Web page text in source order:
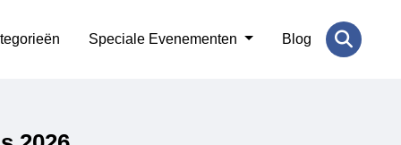
Speciale Evenementen Blog